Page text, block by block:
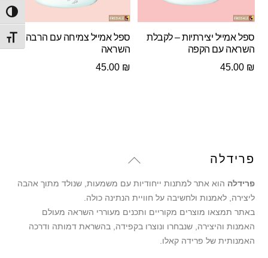
מתג
ספל אמייל יצירתיות – לקבלת
השראה עם הקפה
45.00 ₪
ספל אמייל צמיחה עם הרבה
השראה
45.00 ₪
Back
Top
פרידלה
פרידלה הוא אתר למתנות ייחודיות עם משמעות, שנולד מתוך אהבה
ליצירה, לאמנות ולחשיבה על חוויית הנתינה כולה.
באתר תמצאו מוצרים מקוריים ותכנים מעוררי השראה מעולם
האמנות והיצירה, שנבחרו ונוצרו בקפידה, בהשראת דמותה ודרכה
האמנותית של פרידה קאלו.